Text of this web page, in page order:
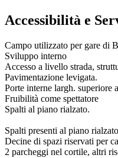
Accessibilità e
Campo utilizzato per gare di
Sviluppo interno
Accesso a livello strada,
Pavimentazione levigata.
Porte interne largh. superiore
Fruibilità come spettatore
Spalti al piano rialzato.
Spalti presenti al piano
Decine di spazi riservati per
2 parcheggi nel cortile, altri